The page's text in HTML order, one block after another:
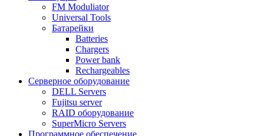
FM Moduliator
Universal Tools
Батарейки
Batteries
Chargers
Power bank
Rechargeables
Серверное оборудование
DELL Servers
Fujitsu server
RAID оборудование
SuperMicro Servers
Программное обеспечение